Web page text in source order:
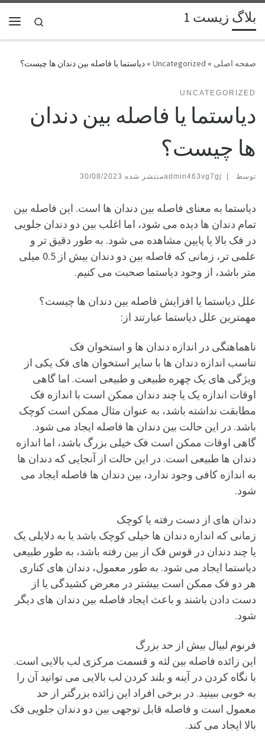
پرش به محتوا بلاگ زیست 1
Search
»
Uncategorized
» دیاستما یا فاصله بین دندان ها چیست؟
UNCATEGORIZED
دیاستما یا فاصله بین دندان
ها چیست؟
توسط admin463vg7gj |
30/08/2023
دیاستما به معنای فاصله بین دندان ها است. این فاصله بین
تمام دندان ها دیده می شود، اما اغلب بین دو دندان جلویی
در فک بالا یا پایین مشاهده می شود. به طور دقیق تر و
علمی تر، زمانی که فاصله بین دو دندان بیش از 0.5 میلی
متر باشد، از وجود دیاستما صحبت می کنیم.
علل دیاستما یا افزایش فاصله بین دندان ها چیست؟
مهمترین علل دیاستما عبارتند از:
ناهماهنگی در اندازه دندان ها و استخوان فک
تناسب اندازه دندان ها با سایر استخوان های فک یکی از
ویژگی های یک چهره طبیعی و طبیعی است. اما گاهی
اوقات اندازه یک یا چند دندان ممکن است با اندازه فک
مطابقت نداشته باشد، به عنوان مثال ممکن است کوچک
باشد. در این حالت بین دندان ها فاصله ایجاد می شود.
گاهی اوقات ممکن است فک خیلی بزرگ باشد، اما اندازه
دندان ها طبیعی است. در این حالت از آنجایی که دندان ها
به اندازه کافی وجود ندارد، بین دندان ها فاصله ایجاد می
شود.
دندان های از دست رفته یا کوچک
زمانی که اندازه دندان ها خیلی کوچک باشد یا به دلایلی یک
یا چند دندان در قوس فک از بین رفته باشد، به طور طبیعی
دیاستما ایجاد می شود. به طور معمول، دندان های کناری
هر دو فک ممکن است بیشتر در معرض کشیدگی یا از
دست دادن باشند و باعث ایجاد فاصله بین دندان های دیگر
شود.
فرنوم لبیال بیش از حد بزرگ
این زائده فاصله بین لثه و قسمت مرکزی لب بالایی است.
با نگاه کردن در آینه و بلند کردن لب بالایی می توانید آن را
به خوبی ببینید. در برخی افراد این زائده بزرگتر از حد
معمول است و فاصله قابل توجهی بین دو دندان جلویی فک
بالا ایجاد می کند.